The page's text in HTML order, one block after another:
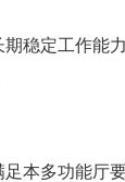
稳定工作能
本多功能厅